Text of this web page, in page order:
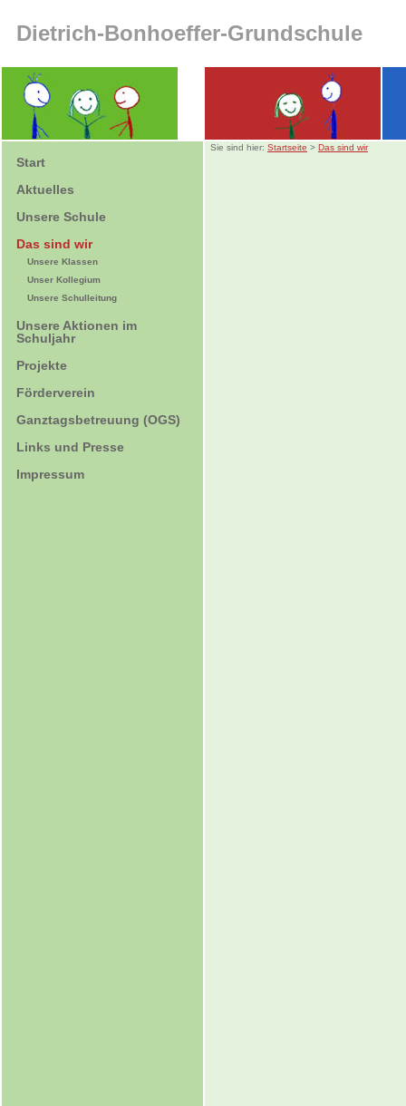
Dietrich-Bonhoeffer-Grundschule
Start
Aktuelles
Unsere Schule
Das sind wir
Unsere Klassen
Unser Kollegium
Unsere Schulleitung
Unsere Aktionen im
Schuljahr
Projekte
Förderverein
Ganztagsbetreuung (OGS)
Links und Presse
Impressum
Sie sind hier: Startseite > Das sind wir